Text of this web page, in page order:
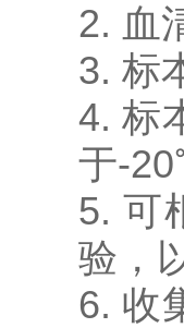
2. 血
3. 标
4. 标
于-
5. 可
验，
6. 收